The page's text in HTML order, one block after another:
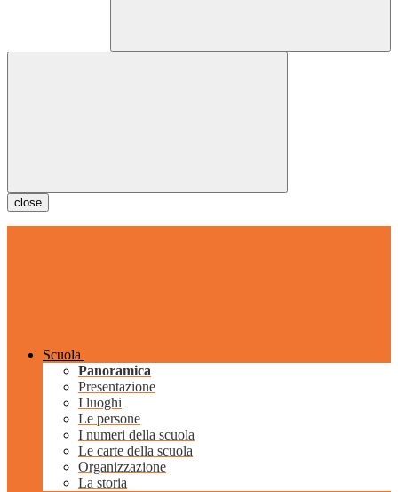
close
Scuola
Panoramica
Presentazione
I luoghi
Le persone
I numeri della scuola
Le carte della scuola
Organizzazione
La storia